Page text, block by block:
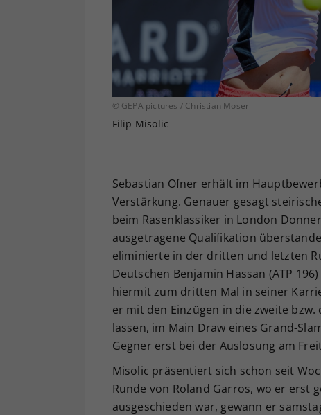
© GEPA pictures / Christian Moser
Filip Misolic
Sebastian Ofner erhält im
Verstärkung. Genauer gesagt
beim Rasenklassiker in London
ausgetragene Qualifikation
eliminierte in der dritten und letzten
Deutschen Benjamin Hassan (ATP
hiermit zum dritten Mal in seiner
er mit den Einzügen in die zweite
lassen, im Main Draw eines Grand-
Gegner erst bei der Auslosung am
Misolic präsentiert sich schon seit
Runde von Roland Garros, wo er erst
ausgeschieden war, gewann er